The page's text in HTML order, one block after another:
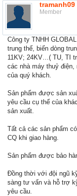
tramanh09
Member
Công ty TNHH
trung thế, biến dòng
11KV; 24KV…( TU, TI
các nhà máy thuỷ
của quý khách.
Sản phẩm được sản
yêu cầu cụ thể của
sản xuất.
Tất cả các sản phẩm
CQ khi giao hàng.
Sản phẩm được bảo
Đồng thời với đội ngũ
sàng tư vấn và hỗ trợ
yêu cầu.